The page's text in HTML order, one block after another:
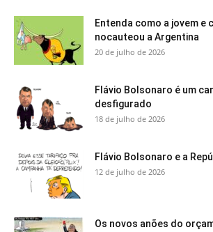
Entenda como a jovem e
nocauteou a Argentina
20 de julho de 2026
Flávio Bolsonaro é um
desfigurado
18 de julho de 2026
Flávio Bolsonaro e a
12 de julho de 2026
Os novos anões do